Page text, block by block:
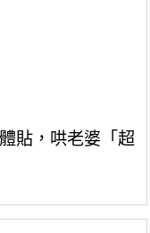
貼，哄老婆「超